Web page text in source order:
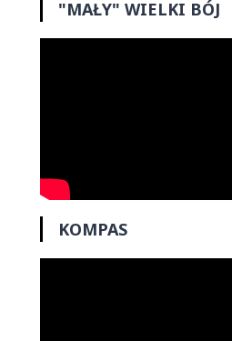
"MAŁY" WIELKI BÓJ
KOMPAS